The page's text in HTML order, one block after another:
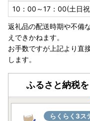
（転送）する場合、送
のお届け先までの配送
なお、ご贈答用の場合
くことになりますので
際には十分にご注意い
よろしくお願い申し上
詳しくはヤマト運輸の
10：00～17：00(土日
返礼品の配送時期や不備
えできかねます。
お手数ですが上記より直
します。
ふるさと納税
らくらく3ス